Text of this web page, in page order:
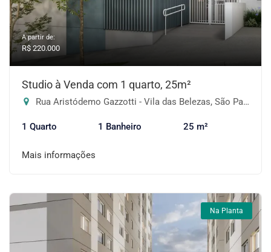
A partir de:
R$ 220.000
Studio à Venda com 1 quarto, 25m²
Rua Aristódemo Gazzotti - Vila das Belezas, São Paulo-SP
1 Quarto 1 Banheiro 25 m²
Mais informações
Na Planta